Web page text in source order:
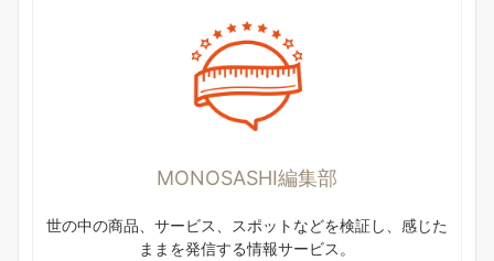
MONOSASHI編集部
世の中の商品、サービス、スポットなどを検証し、感じた
ままを発信する情報サービス。